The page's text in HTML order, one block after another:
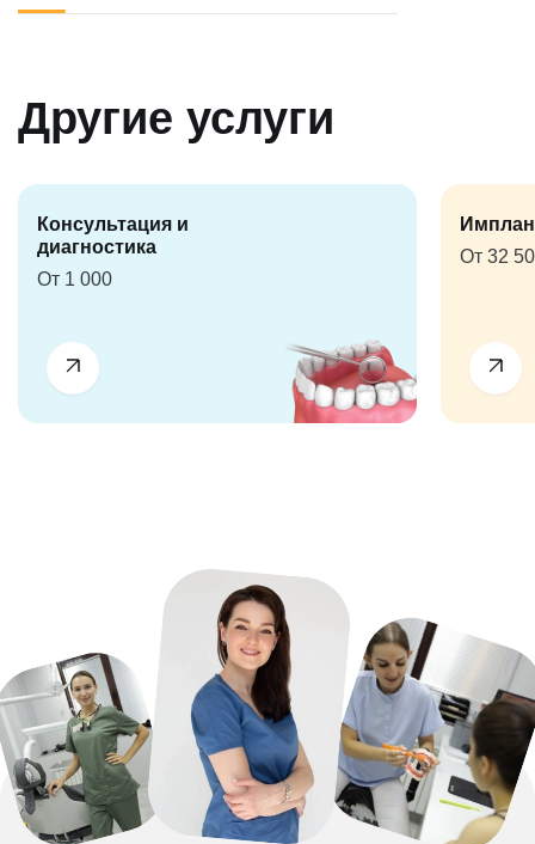
Другие услуги
Консультация и
диагностика
От 1 000
От 32